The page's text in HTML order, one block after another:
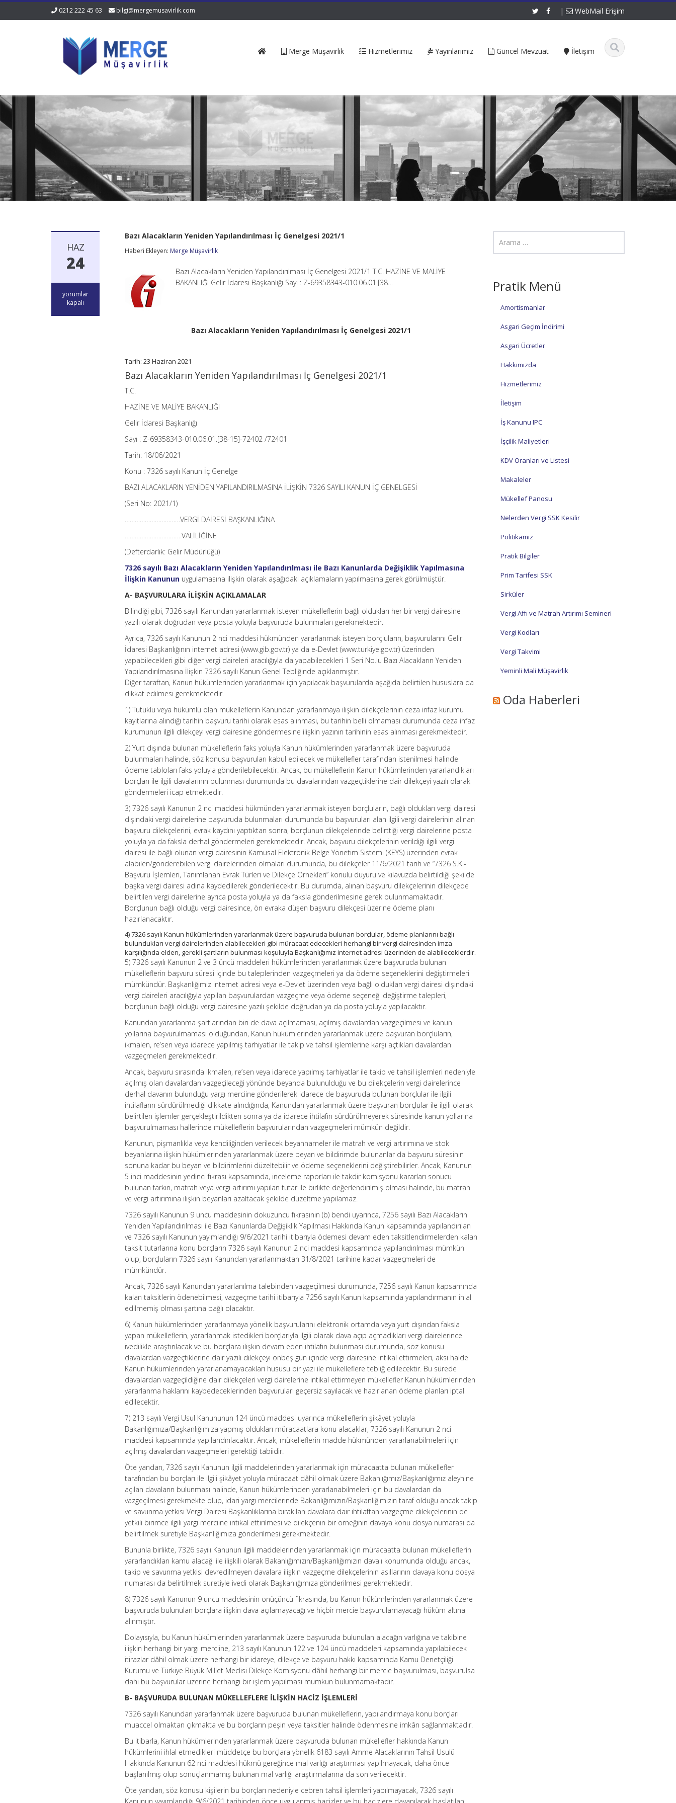
0212 222 45 63 bilgi@mergemusavirlik.com | WebMail Erişim
Merge Müşavirlik Hizmetlerimiz Yayınlarımız Güncel Mevzuat İletişim
HAZ
24
Bazı
Alacakların
yorumlar
kapalı
Bazı Alacakların Yeniden Yapılandırılması İç Genelgesi 2021/1
Haberi Ekleyen: Merge Müşavirlik
Bazı Alacakların Yeniden Yapılandırılması İç Genelgesi 2021/1 T.C. HAZİNE VE MALİYE
BAKANLIĞI Gelir İdaresi Başkanlığı Sayı : Z-69358343-010.06.01.[38…
Bazı Alacakların Yeniden Yapılandırılması İç Genelgesi 2021/1
Tarih: 23 Haziran 2021
Bazı Alacakların Yeniden Yapılandırılması İç Genelgesi 2021/1
T.C.
HAZİNE VE MALİYE BAKANLIĞI
Gelir İdaresi Başkanlığı
Sayı : Z-69358343-010.06.01.[38-15]-72402 /72401
Tarih: 18/06/2021
Konu : 7326 sayılı Kanun İç Genelge
BAZI ALACAKLARIN YENİDEN YAPILANDIRILMASINA İLİŞKİN 7326 SAYILI KANUN İÇ GENELGESİ
(Seri No: 2021/1)
……………………………VERGİ DAİRESİ BAŞKANLIĞINA
…………………………….VALİLİĞİNE
(Defterdarlık: Gelir Müdürlüğü)
7326 sayılı Bazı Alacakların Yeniden Yapılandırılması ile Bazı Kanunlarda Değişiklik Yapılmasına
İlişkin Kanunun uygulamasına ilişkin olarak aşağıdaki açıklamaların yapılmasına gerek görülmüştür.
A- BAŞVURULARA İLİŞKİN AÇIKLAMALAR
Bilindiği gibi, 7326 sayılı Kanundan yararlanmak isteyen mükelleflerin bağlı oldukları her bir vergi dairesine
yazılı olarak doğrudan veya posta yoluyla başvuruda bulunmaları gerekmektedir.
Ayrıca, 7326 sayılı Kanunun 2 nci maddesi hükmünden yararlanmak isteyen borçluların, başvurularını Gelir
İdaresi Başkanlığının internet adresi (www.gib.gov.tr) ya da e-Devlet (www.turkiye.gov.tr) üzerinden
yapabilecekleri gibi diğer vergi daireleri aracılığıyla da yapabilecekleri 1 Seri No.lu Bazı Alacakların Yeniden
Yapılandırılmasına İlişkin 7326 sayılı Kanun Genel Tebliğinde açıklanmıştır.
Diğer taraftan, Kanun hükümlerinden yararlanmak için yapılacak başvurularda aşağıda belirtilen hususlara da
dikkat edilmesi gerekmektedir.
1) Tutuklu veya hükümlü olan mükelleflerin Kanundan yararlanmaya ilişkin dilekçelerinin ceza infaz kurumu
kayıtlarına alındığı tarihin başvuru tarihi olarak esas alınması, bu tarihin belli olmaması durumunda ceza infaz
kurumunun ilgili dilekçeyi vergi dairesine göndermesine ilişkin yazının tarihinin esas alınması gerekmektedir.
2) Yurt dışında bulunan mükelleflerin faks yoluyla Kanun hükümlerinden yararlanmak üzere başvuruda
bulunmaları halinde, söz konusu başvuruları kabul edilecek ve mükellefler tarafından istenilmesi halinde
ödeme tabloları faks yoluyla gönderilebilecektir. Ancak, bu mükelleflerin Kanun hükümlerinden yararlandıkları
borçları ile ilgili davalarının bulunması durumunda bu davalarından vazgeçtiklerine dair dilekçeyi yazılı olarak
göndermeleri icap etmektedir.
3) 7326 sayılı Kanunun 2 nci maddesi hükmünden yararlanmak isteyen borçluların, bağlı oldukları vergi dairesi
dışındaki vergi dairelerine başvuruda bulunmaları durumunda bu başvuruları alan ilgili vergi dairelerinin alınan
başvuru dilekçelerini, evrak kaydını yaptıktan sonra, borçlunun dilekçelerinde belirttiği vergi dairelerine posta
yoluyla ya da faksla derhal göndermeleri gerekmektedir. Ancak, başvuru dilekçelerinin verildiği ilgili vergi
dairesi ile bağlı olunan vergi dairesinin Kamusal Elektronik Belge Yönetim Sistemi (KEYS) üzerinden evrak
alabilen/gönderebilen vergi dairelerinden olmaları durumunda, bu dilekçeler 11/6/2021 tarih ve “7326 S.K.-
Başvuru İşlemleri, Tanımlanan Evrak Türleri ve Dilekçe Örnekleri” konulu duyuru ve kılavuzda belirtildiği şekilde
başka vergi dairesi adına kaydedilerek gönderilecektir. Bu durumda, alınan başvuru dilekçelerinin dilekçede
belirtilen vergi dairelerine ayrıca posta yoluyla ya da faksla gönderilmesine gerek bulunmamaktadır.
Borçlunun bağlı olduğu vergi dairesince, ön evraka düşen başvuru dilekçesi üzerine ödeme planı
hazırlanacaktır.
4) 7326 sayılı Kanun hükümlerinden yararlanmak üzere başvuruda bulunan borçlular, ödeme planlarını bağlı
bulundukları vergi dairelerinden alabilecekleri gibi müracaat edecekleri herhangi bir vergi dairesinden imza
karşılığında elden, gerekli şartların bulunması koşuluyla Başkanlığımız internet adresi üzerinden de alabileceklerdir.
5) 7326 sayılı Kanunun 2 ve 3 üncü maddeleri hükümlerinden yararlanmak üzere başvuruda bulunan
mükelleflerin başvuru süresi içinde bu taleplerinden vazgeçmeleri ya da ödeme seçeneklerini değiştirmeleri
mümkündür. Başkanlığımız internet adresi veya e-Devlet üzerinden veya bağlı oldukları vergi dairesi dışındaki
vergi daireleri aracılığıyla yapılan başvurulardan vazgeçme veya ödeme seçeneği değiştirme talepleri,
borçlunun bağlı olduğu vergi dairesine yazılı şekilde doğrudan ya da posta yoluyla yapılacaktır.
Kanundan yararlanma şartlarından biri de dava açılmaması, açılmış davalardan vazgeçilmesi ve kanun
yollarına başvurulmaması olduğundan, Kanun hükümlerinden yararlanmak üzere başvuran borçluların,
ikmalen, re’sen veya idarece yapılmış tarhiyatlar ile takip ve tahsil işlemlerine karşı açtıkları davalardan
vazgeçmeleri gerekmektedir.
Ancak, başvuru sırasında ikmalen, re’sen veya idarece yapılmış tarhiyatlar ile takip ve tahsil işlemleri nedeniyle
açılmış olan davalardan vazgeçileceği yönünde beyanda bulunulduğu ve bu dilekçelerin vergi dairelerince
derhal davanın bulunduğu yargı merciine gönderilerek idarece de başvuruda bulunan borçlular ile ilgili
ihtilafların sürdürülmediği dikkate alındığında, Kanundan yararlanmak üzere başvuran borçlular ile ilgili olarak
belirtilen işlemler gerçekleştirildikten sonra ya da idarece ihtilafın sürdürülmeyerek süresinde kanun yollarına
başvurulmaması hallerinde mükelleflerin başvurularından vazgeçmeleri mümkün değildir.
Kanunun, pişmanlıkla veya kendiliğinden verilecek beyannameler ile matrah ve vergi artırımına ve stok
beyanlarına ilişkin hükümlerinden yararlanmak üzere beyan ve bildirimde bulunanlar da başvuru süresinin
sonuna kadar bu beyan ve bildirimlerini düzeltebilir ve ödeme seçeneklerini değiştirebilirler. Ancak, Kanunun
5 inci maddesinin yedinci fıkrası kapsamında, inceleme raporları ile takdir komisyonu kararları sonucu
bulunan farkın, matrah veya vergi artırımı yapılan tutar ile birlikte değerlendirilmiş olması halinde, bu matrah
ve vergi artırımına ilişkin beyanları azaltacak şekilde düzeltme yapılamaz.
7326 sayılı Kanunun 9 uncu maddesinin dokuzuncu fıkrasının (b) bendi uyarınca, 7256 sayılı Bazı Alacakların
Yeniden Yapılandırılması ile Bazı Kanunlarda Değişiklik Yapılması Hakkında Kanun kapsamında yapılandırılan
ve 7326 sayılı Kanunun yayımlandığı 9/6/2021 tarihi itibarıyla ödemesi devam eden taksitlendirmelerden kalan
taksit tutarlarına konu borçların 7326 sayılı Kanunun 2 nci maddesi kapsamında yapılandırılması mümkün
olup, borçluların 7326 sayılı Kanundan yararlanmaktan 31/8/2021 tarihine kadar vazgeçmeleri de
mümkündür.
Ancak, 7326 sayılı Kanundan yararlanılma talebinden vazgeçilmesi durumunda, 7256 sayılı Kanun kapsamında
kalan taksitlerin ödenebilmesi, vazgeçme tarihi itibarıyla 7256 sayılı Kanun kapsamında yapılandırmanın ihlal
edilmemiş olması şartına bağlı olacaktır.
6) Kanun hükümlerinden yararlanmaya yönelik başvurularını elektronik ortamda veya yurt dışından faksla
yapan mükelleflerin, yararlanmak istedikleri borçlarıyla ilgili olarak dava açıp açmadıkları vergi dairelerince
ivedilikle araştırılacak ve bu borçlara ilişkin devam eden ihtilafın bulunması durumunda, söz konusu
davalardan vazgeçtiklerine dair yazılı dilekçeyi onbeş gün içinde vergi dairesine intikal ettirmeleri, aksi halde
Kanun hükümlerinden yararlanamayacakları hususu bir yazı ile mükelleflere tebliğ edilecektir. Bu sürede
davalardan vazgeçildiğine dair dilekçeleri vergi dairelerine intikal ettirmeyen mükellefler Kanun hükümlerinden
yararlanma haklarını kaybedeceklerinden başvuruları geçersiz sayılacak ve hazırlanan ödeme planları iptal
edilecektir.
7) 213 sayılı Vergi Usul Kanununun 124 üncü maddesi uyarınca mükelleflerin şikâyet yoluyla
Bakanlığımıza/Başkanlığımıza yapmış oldukları müracaatlara konu alacaklar, 7326 sayılı Kanunun 2 nci
maddesi kapsamında yapılandırılacaktır. Ancak, mükelleflerin madde hükmünden yararlanabilmeleri için
açılmış davalardan vazgeçmeleri gerektiği tabiidir.
Öte yandan, 7326 sayılı Kanunun ilgili maddelerinden yararlanmak için müracaatta bulunan mükellefler
tarafından bu borçları ile ilgili şikâyet yoluyla müracaat dâhil olmak üzere Bakanlığımız/Başkanlığımız aleyhine
açılan davaların bulunması halinde, Kanun hükümlerinden yararlanabilmeleri için bu davalardan da
vazgeçilmesi gerekmekte olup, idari yargı mercilerinde Bakanlığımızın/Başkanlığımızın taraf olduğu ancak takip
ve savunma yetkisi Vergi Dairesi Başkanlıklarına bırakılan davalara dair ihtilaftan vazgeçme dilekçelerinin de
yetkili birimce ilgili yargı merciine intikal ettirilmesi ve dilekçenin bir örneğinin davaya konu dosya numarası da
belirtilmek suretiyle Başkanlığımıza gönderilmesi gerekmektedir.
Bununla birlikte, 7326 sayılı Kanunun ilgili maddelerinden yararlanmak için müracaatta bulunan mükelleflerin
yararlandıkları kamu alacağı ile ilişkili olarak Bakanlığımızın/Başkanlığımızın davalı konumunda olduğu ancak,
takip ve savunma yetkisi devredilmeyen davalara ilişkin vazgeçme dilekçelerinin asıllarının davaya konu dosya
numarası da belirtilmek suretiyle ivedi olarak Başkanlığımıza gönderilmesi gerekmektedir.
8) 7326 sayılı Kanunun 9 uncu maddesinin onüçüncü fıkrasında, bu Kanun hükümlerinden yararlanmak üzere
başvuruda bulunulan borçlara ilişkin dava açılamayacağı ve hiçbir mercie başvurulamayacağı hüküm altına
alınmıştır.
Dolayısıyla, bu Kanun hükümlerinden yararlanmak üzere başvuruda bulunulan alacağın varlığına ve takibine
ilişkin herhangi bir yargı merciine, 213 sayılı Kanunun 122 ve 124 üncü maddeleri kapsamında yapılabilecek
itirazlar dâhil olmak üzere herhangi bir idareye, dilekçe ve başvuru hakkı kapsamında Kamu Denetçiliği
Kurumu ve Türkiye Büyük Millet Meclisi Dilekçe Komisyonu dâhil herhangi bir mercie başvurulması, başvurulsa
dahi bu başvurular üzerine herhangi bir işlem yapılması mümkün bulunmamaktadır.
B- BAŞVURUDA BULUNAN MÜKELLEFLERE İLİŞKİN HACİZ İŞLEMLERİ
7326 sayılı Kanundan yararlanmak üzere başvuruda bulunan mükelleflerin, yapılandırmaya konu borçları
muaccel olmaktan çıkmakta ve bu borçların peşin veya taksitler halinde ödenmesine imkân sağlanmaktadır.
Bu itibarla, Kanun hükümlerinden yararlanmak üzere başvuruda bulunan mükellefler hakkında Kanun
hükümlerini ihlal etmedikleri müddetçe bu borçlara yönelik 6183 sayılı Amme Alacaklarının Tahsil Usulü
Hakkında Kanunun 62 nci maddesi hükmü gereğince mal varlığı araştırması yapılmayacak, daha önce
başlanılmış olup sonuçlanmamış bulunan mal varlığı araştırmalarına da son verilecektir.
Öte yandan, söz konusu kişilerin bu borçları nedeniyle cebren tahsil işlemleri yapılmayacak, 7326 sayılı
Kanunun yayımlandığı 9/6/2021 tarihinden önce uygulanmış hacizler ve bu hacizlere dayanılarak başlatılan
Pratik Menü
Amortismanlar
Asgari Geçim İndirimi
Asgari Ücretler
Hakkımızda
Hizmetlerimiz
İletişim
İş Kanunu IPC
İşçilik Maliyetleri
KDV Oranları ve Listesi
Makaleler
Mükellef Panosu
Nelerden Vergi SSK Kesilir
Politikamız
Pratik Bilgiler
Prim Tarifesi SSK
Sirküler
Vergi Affı ve Matrah Artırımı Semineri
Vergi Kodları
Vergi Takvimi
Yeminli Mali Müşavirlik
Oda Haberleri